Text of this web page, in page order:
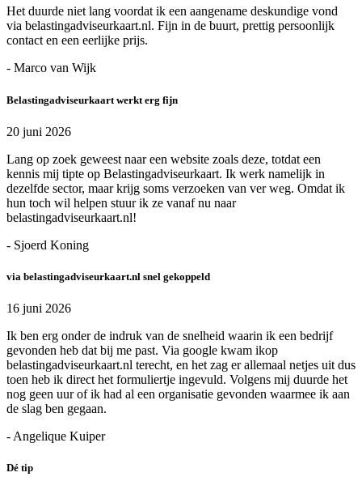
Het duurde niet lang voordat ik een aangename deskundige vond
via belastingadviseurkaart.nl. Fijn in de buurt, prettig persoonlijk
contact en een eerlijke prijs.
- Marco van Wijk
Belastingadviseurkaart werkt erg fijn
20 juni 2026
Lang op zoek geweest naar een website zoals deze, totdat een
kennis mij tipte op Belastingadviseurkaart. Ik werk namelijk in
dezelfde sector, maar krijg soms verzoeken van ver weg. Omdat ik
hun toch wil helpen stuur ik ze vanaf nu naar
belastingadviseurkaart.nl!
- Sjoerd Koning
via belastingadviseurkaart.nl snel gekoppeld
16 juni 2026
Ik ben erg onder de indruk van de snelheid waarin ik een bedrijf
gevonden heb dat bij me past. Via google kwam ikop
belastingadviseurkaart.nl terecht, en het zag er allemaal netjes uit dus
toen heb ik direct het formuliertje ingevuld. Volgens mij duurde het
nog geen uur of ik had al een organisatie gevonden waarmee ik aan
de slag ben gegaan.
- Angelique Kuiper
Dé tip